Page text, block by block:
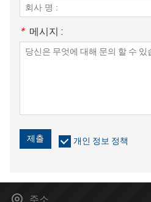
* 메시지 :
제출 개인 정보 정책
주소